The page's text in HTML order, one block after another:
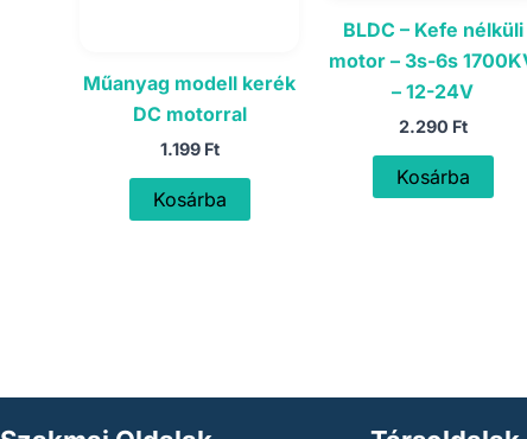
Műanyag modell kerék
DC motorral
1.199 Ft
Kosárba
BLDC – Kefe nélküli
motor – 3s-6s
– 12-24V
2.290 Ft
Kosárba